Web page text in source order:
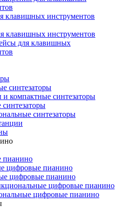
клавишных инструментов
клавишных инструментов
для клавишных
синтезаторы
и компактные синтезаторы
синтезаторы
пианино
цифровые пианино
цифровые пианино
цифровые пианино
цифровые пианино